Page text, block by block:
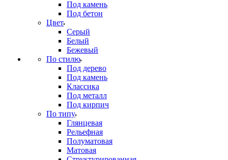
Под камень
Под бетон
Цвет
Серый
Белый
Бежевый
По стилю
Под дерево
Под камень
Классика
Под металл
Под кирпич
По типу
Глянцевая
Рельефная
Полуматовая
Матовая